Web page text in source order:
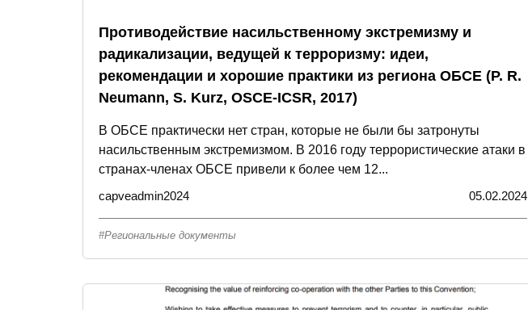
Противодействие насильственному экстремизму и
радикализации, ведущей к терроризму: идеи,
рекомендации и хорошие практики из региона ОБСЕ (P. R.
Neumann, S. Kurz, OSCE-ICSR, 2017)
В ОБСЕ практически нет стран, которые не были бы затронуты
насильственным экстремизмом. В 2016 году террористические атаки в
странах-членах ОБСЕ привели к более чем 12...
capveadmin2024
05.02.2024
Региональные документы